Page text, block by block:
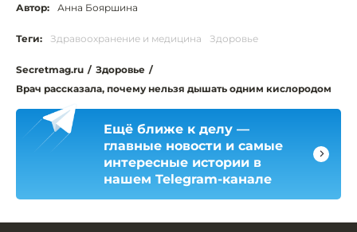
Автор: Анна Бояршина
Теги: Здравоохранение и медицина Здоровье
Secretmag.ru / Здоровье /
Врач рассказала, почему нельзя дышать одним кислородом
Ещё ближе к делу —
главные новости и самые
интересные истории в
нашем Telegram-канале